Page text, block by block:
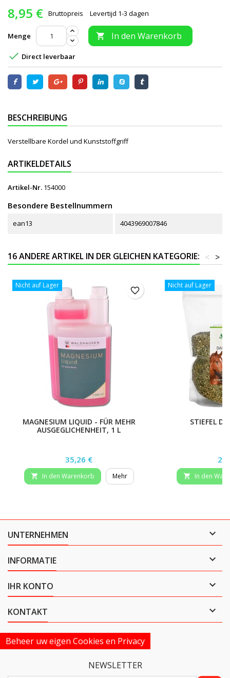
8,95 € Bruttopreis Levertijd 1-3 dagen
Menge  In den Warenkorb
 Direct leverbaar
BESCHREIBUNG
Verstellbare Kordel und Kunststoffgriff
ARTIKELDETAILS
Artikel-Nr. 154000
Besondere Bestellnummern
ean13 4043969007846
16 ANDERE ARTIKEL IN DER GLEICHEN KATEGORIE: >
<
Nicht auf Lager
MAGNESIUM LIQUID - FÜR MEHR
AUSGEGLICHENHEIT, 1 L
Preis
35,26 €
 In den Warenkorb Mehr
favorite_border
Nicht auf Lager
STIEFEL
 In den
UNTERNEHMEN 
INFORMATIE 
IHR KONTO 
KONTAKT 
Beheer uw eigen Cookies en Privacy
NEWSLETTER